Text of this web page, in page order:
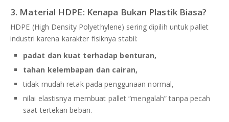
3. Material HDPE: Kenapa Bukan Plastik Biasa?
HDPE (High Density Polyethylene) sering dipilih untuk pallet
industri karena karakter fisiknya stabil:
padat dan kuat terhadap benturan,
tahan kelembapan dan cairan,
tidak mudah retak pada penggunaan normal,
nilai elastisnya membuat pallet “mengalah” tanpa pecah
saat tertekan beban.